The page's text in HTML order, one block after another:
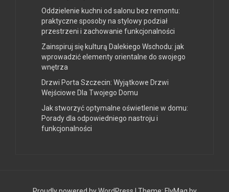
Oddzielenie kuchni od salonu bez remontu:
praktyczne sposoby na stylowy podział
przestrzeni i zachowanie funkcjonalności
Zainspiruj się kulturą Dalekiego Wschodu: jak
wprowadzić elementy orientalne do swojego
wnętrza
Drzwi Porta Szczecin: Wyjątkowe Drzwi
Wejściowe Dla Twojego Domu
Jak stworzyć optymalne oświetlenie w domu:
Porady dla odpowiedniego nastroju i
funkcjonalności